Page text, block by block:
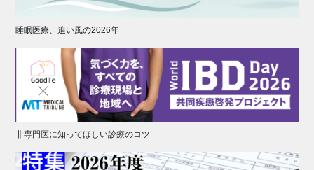
睡眠医療、追い風の2026年
非専門医に知ってほしい診療のコツ